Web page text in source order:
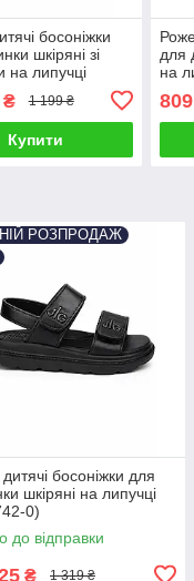
босоніжки
шкіряні зі
на липучці
1 199 ₴
Купити
для
на
РОЗПРОДАЖ
дитячі босоніжки для
шкіряні на липучці
0)
до відправки
₴ 1 319 ₴